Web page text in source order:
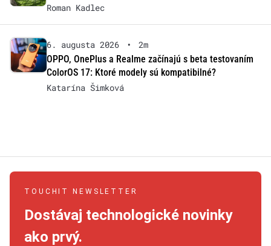
Roman Kadlec
6. augusta 2026 •
2m
OPPO, OnePlus a Realme začínajú s beta testovaním
ColorOS 17: Ktoré modely sú kompatibilné?
Katarína Šimková
TOUCHIT NEWSLETTER
Dostávaj technologické novinky
ako prvý.